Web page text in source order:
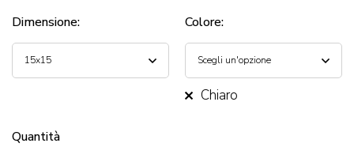
Dimensione: Colore:
Chiaro
Quantità